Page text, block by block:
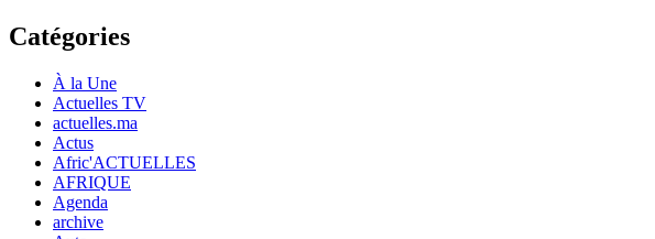
Catégories
À la Une
Actuelles TV
actuelles.ma
Actus
Afric'ACTUELLES
AFRIQUE
Agenda
archive